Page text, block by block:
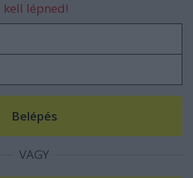
kell lépned!
VAGY